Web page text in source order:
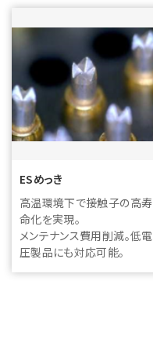
ESめっき
高温環境下で接触子の高寿
命化を実現。
メンテナンス費用削減。低電
圧製品にも対応可能。